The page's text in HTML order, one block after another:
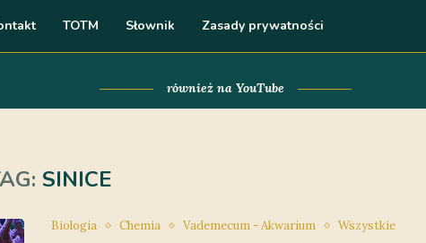
TOTM Słownik Zasady prywatności
również na YouTube
SINICE
Biologia Chemia Vademecum - Akwarium Wszystkie